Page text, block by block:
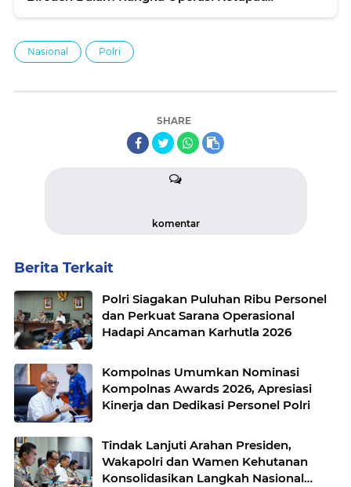
Nasional Polri
SHARE
komentar
Berita Terkait
Polri Siagakan Puluhan Ribu Personel
dan Perkuat Sarana Operasional
Hadapi Ancaman Karhutla 2026
Kompolnas Umumkan Nominasi
Kompolnas Awards 2026, Apresiasi
Kinerja dan Dedikasi Personel Polri
Tindak Lanjuti Arahan Presiden,
Wakapolri dan Wamen Kehutanan
Konsolidasikan Langkah Nasional